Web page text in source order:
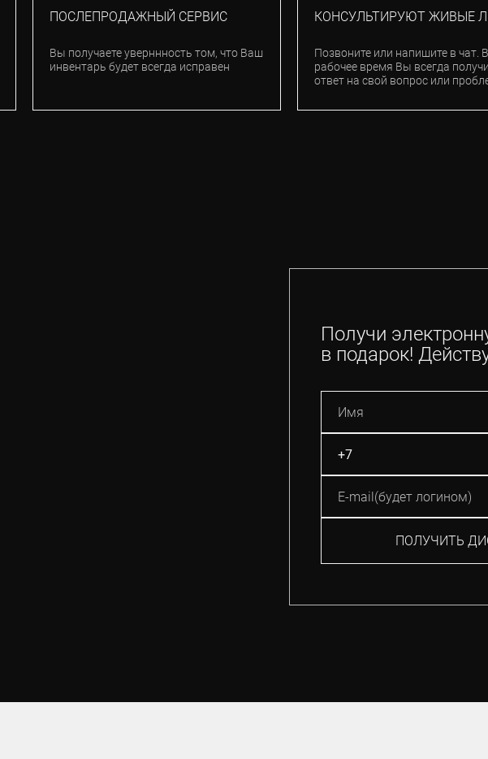
ПОСЛЕПРОДАЖНЫЙ СЕРВИС
Вы получаете уверннность том, что Ваш
инвентарь будет всегда исправен
КОНСУЛЬТИРУЮТ ЖИВЫЕ
Позвоните или напишите в чат. В
рабочее время Вы всегда
ответ на свой вопрос или
Получи
в подарок!
ПОЛУЧИТЬ